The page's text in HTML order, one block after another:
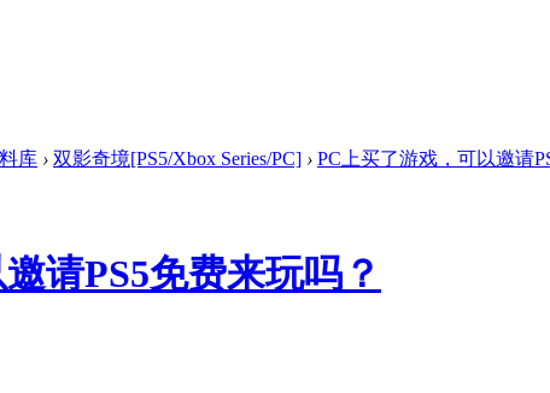
库 › 双影奇境[PS5/Xbox Series/PC] › PC上买了游戏，可以邀请
请PS5免费来玩吗？